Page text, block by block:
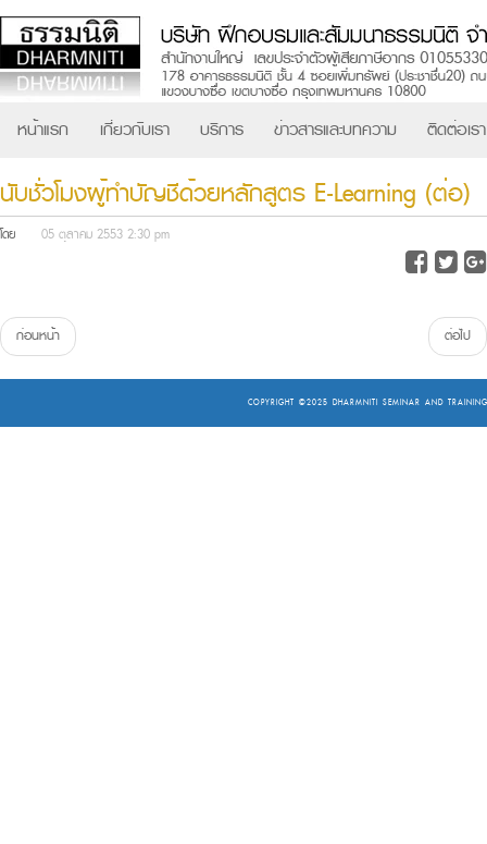
หน้าแรก เกี่ยวกับเรา บริการ ข่าวสารและบทความ ติดต่อเรา
นับชั่วโมงผู้ทำบัญชีด้วยหลักสูตร E-Learning (ต่อ)
โดย 05 ตุลาคม 2553 2:30 pm
ก่อนหน้า ต่อไป
COPYRIGHT ©2025 DHARMNITI SEMINAR AND